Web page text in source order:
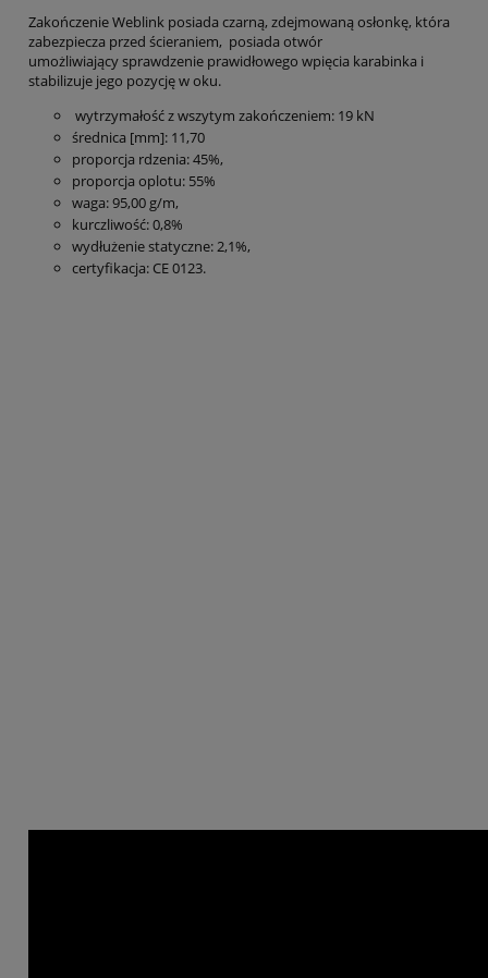
Zakończenie Weblink posiada czarną, zdejmowaną osłonkę, która
zabezpiecza przed ścieraniem, posiada otwór
umożliwiający sprawdzenie prawidłowego wpięcia karabinka i
stabilizuje jego pozycję w oku.
wytrzymałość z wszytym zakończeniem: 19 kN
średnica [mm]: 11,70
proporcja rdzenia: 45%,
proporcja oplotu: 55%
waga: 95,00 g/m,
kurczliwość: 0,8%
wydłużenie statyczne: 2,1%,
certyfikacja: CE 0123.